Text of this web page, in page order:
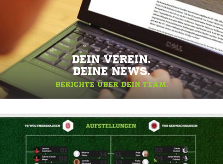
DEIN VEREIN.
DEINE NEWS.
BERICHTE ÜBER DEIN TEAM.